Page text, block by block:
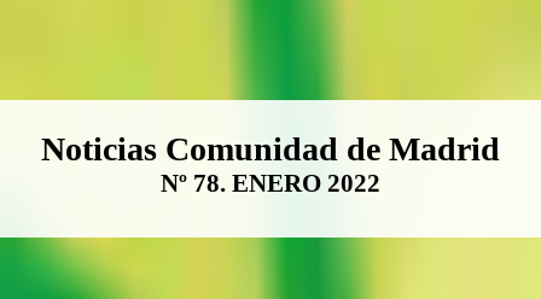
Boletín Noticias Comunidad de
Noticias Comunidad de Madrid
Nº 78. ENERO 2022